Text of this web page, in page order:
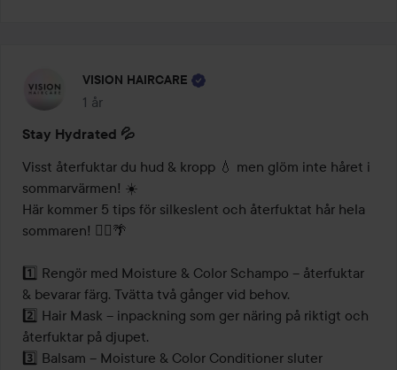
VISION HAIRCARE
1 år
Inlägget skapades 1 år
Stay Hydrated 💦
Visst återfuktar du hud & kropp 💧 men glöm inte håret i
sommarvärmen! ☀️
Här kommer 5 tips för silkeslent och återfuktat hår hela
sommaren! 💁‍♀️🌴
1️⃣ Rengör med Moisture & Color Schampo – återfuktar
& bevarar färg. Tvätta två gånger vid behov.
2️⃣ Hair Mask – inpackning som ger näring på riktigt och
återfuktar på djupet.
3️⃣ Balsam – Moisture & Color Conditioner sluter